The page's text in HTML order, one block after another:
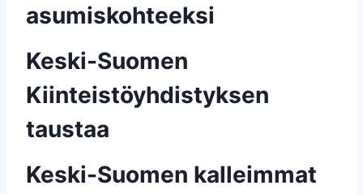
asumiskohteeksi
Keski-Suomen
Kiinteistöyhdistyksen
taustaa
Keski-Suomen kalleimmat